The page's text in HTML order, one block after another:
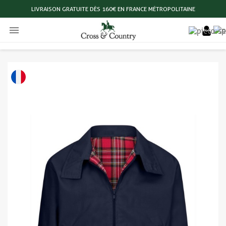
LIVRAISON GRATUITE DÈS 160€ EN FRANCE MÉTROPOLITAINE
